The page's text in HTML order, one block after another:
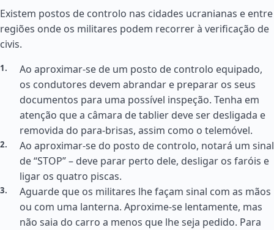
Existem postos de controlo nas cidades ucranianas e entre
regiões onde os militares podem recorrer à verificação de
civis.
Ao aproximar-se de um posto de controlo equipado,
os condutores devem abrandar e preparar os seus
documentos para uma possível inspeção. Tenha em
atenção que a câmara de tablier deve ser desligada e
removida do para-brisas, assim como o telemóvel.
Ao aproximar-se do posto de controlo, notará um sinal
de “STOP” – deve parar perto dele, desligar os faróis e
ligar os quatro piscas.
Aguarde que os militares lhe façam sinal com as mãos
ou com uma lanterna. Aproxime-se lentamente, mas
não saia do carro a menos que lhe seja pedido. Para